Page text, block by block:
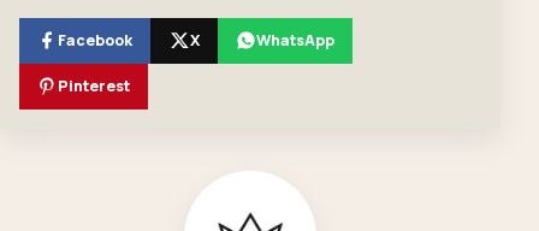
Facebook X WhatsApp
Pinterest